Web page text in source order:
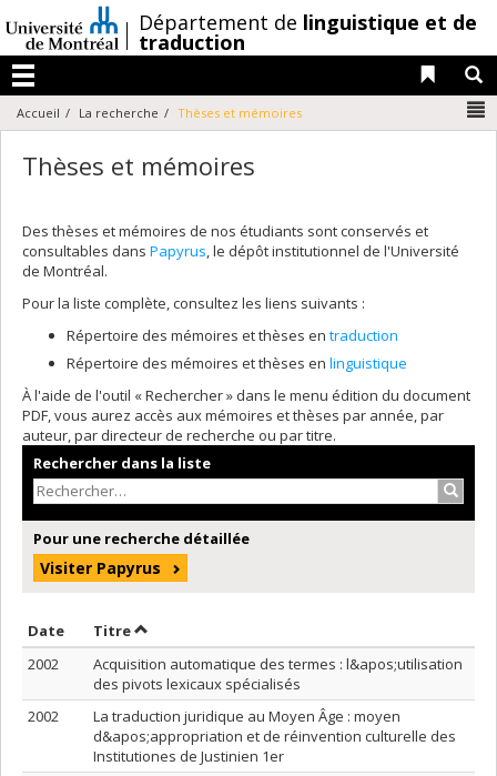
au
contenu
/Département de linguistique et de
traduction
Menu
Liens
Accueil La recherche Thèses et mémoires
Thèses et mémoires
Des thèses et mémoires de nos étudiants sont conservés et
consultables dans Papyrus, le dépôt institutionnel de l'Université
de Montréal.
Pour la liste complète, consultez les liens suivants :
Répertoire des mémoires et thèses en traduction
Répertoire des mémoires et thèses en linguistique
À l'aide de l'outil « Rechercher » dans le menu édition du document
PDF, vous aurez accès aux mémoires et thèses par année, par
auteur, par directeur de recherche ou par titre.
Rechercher dans la liste
Pour une recherche détaillée
Visiter Papyrus
Date Trier par date en ordre croissant
TitreTrier par titre en ordre croissant
2002
Acquisition automatique des termes : l&apos;utilisation
des pivots lexicaux spécialisés
2002
La traduction juridique au Moyen Âge : moyen
d&apos;appropriation et de réinvention culturelle des
Institutiones de Justinien 1er